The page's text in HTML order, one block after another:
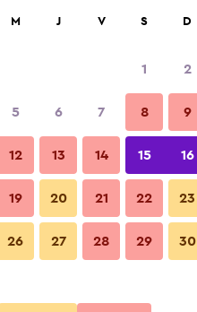
Ver precios
Ver precios
M J V S D
1 2
5 6 7 8 9
12 13 14 15 16
19 20 21 22 23
26 27 28 29 30